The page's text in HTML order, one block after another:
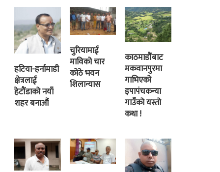
हटिया-हर्नामाडी
क्षेत्रलाई
हेटौंडाको नयाँ
शहर बनाऔं
चुरियामाई
माविको चार
कोठे भवन
शिलान्यास
काठमाडौंबाट
मकवानपुरमा
गाभिएको
इपापंचकन्या
गाउँको यस्तो
कथा !